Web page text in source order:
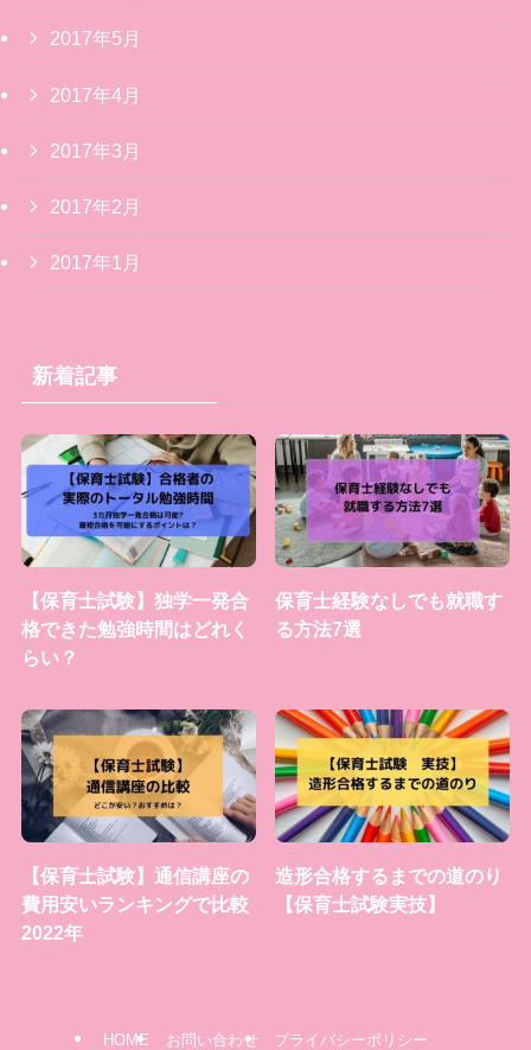
2017年5月
2017年4月
2017年3月
2017年2月
2017年1月
新着記事
【保育士試験】独学一発合
格できた勉強時間はどれく
らい？
保育士経験なしでも就職す
る方法7選
【保育士試験】通信講座の
費用安いランキングで比較
2022年
造形合格するまでの道のり
【保育士試験実技】
HOME お問い合わせ プライバシーポリシー